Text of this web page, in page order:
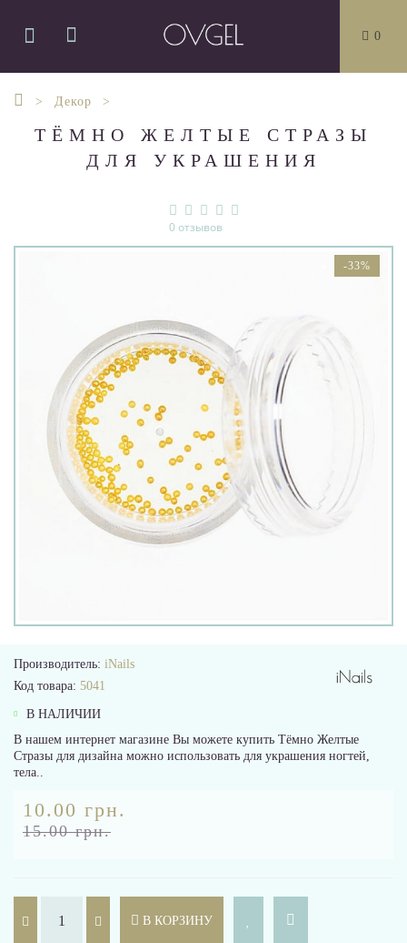
0
Декор
ТЁМНО ЖЕЛТЫЕ СТРАЗЫ
ДЛЯ УКРАШЕНИЯ
0 отзывов
-33%
Производитель: iNails
Код товара: 5041
В НАЛИЧИИ
В нашем интернет магазине Вы можете купить Тёмно Желтые
Стразы для дизайна можно использовать для украшения ногтей,
тела..
10.00 грн.
15.00 грн.
В КОРЗИНУ